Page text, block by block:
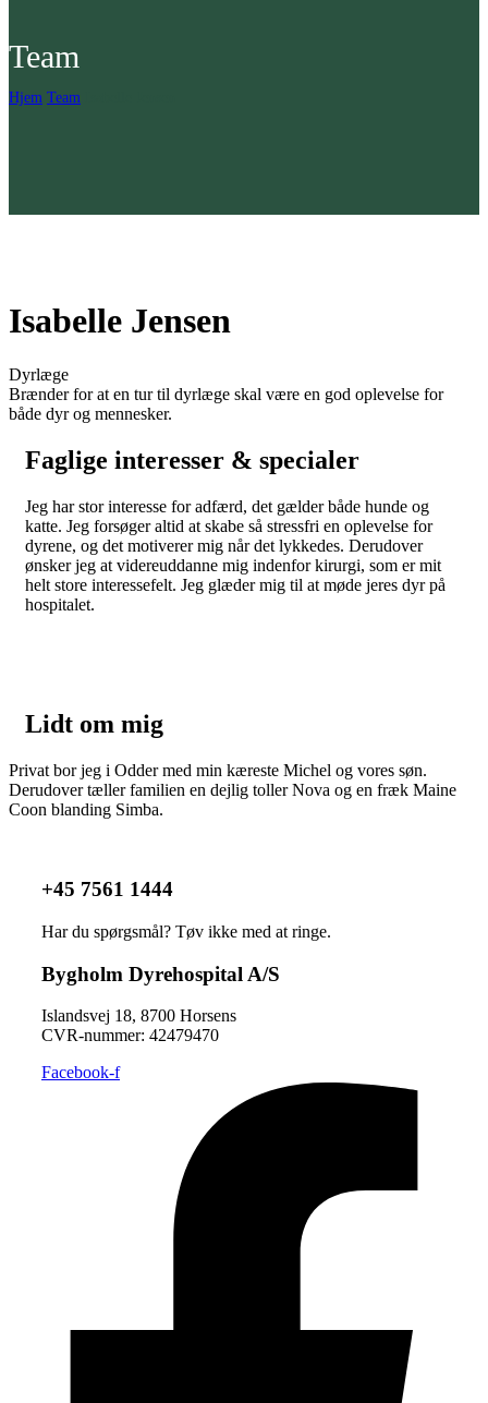
Team
Hjem Team
Isabelle Jensen
Dyrlæge
Brænder for at en tur til dyrlæge skal være en god oplevelse for
både dyr og mennesker.
Faglige interesser & specialer
Jeg har stor interesse for adfærd, det gælder både hunde og
katte. Jeg forsøger altid at skabe så stressfri en oplevelse for
dyrene, og det motiverer mig når det lykkedes. Derudover
ønsker jeg at videreuddanne mig indenfor kirurgi, som er mit
helt store interessefelt. Jeg glæder mig til at møde jeres dyr på
hospitalet.
Lidt om mig
Privat bor jeg i Odder med min kæreste Michel og vores søn.
Derudover tæller familien en dejlig toller Nova og en fræk Maine
Coon blanding Simba.
+45 7561 1444
Har du spørgsmål? Tøv ikke med at ringe.
Bygholm Dyrehospital A/S
Islandsvej 18, 8700 Horsens
CVR-nummer: ​42479470
Facebook-f